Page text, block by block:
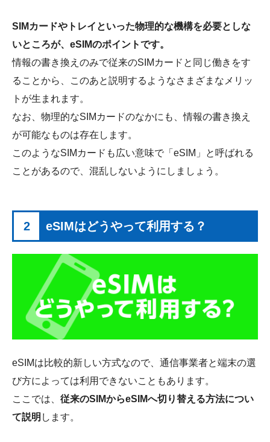
SIMカードやトレイといった物理的な機構を必要としな
いところが、eSIMのポイントです。
情報の書き換えのみで従来のSIMカードと同じ働きをす
ることから、このあと説明するようなさまざまなメリッ
トが生まれます。
なお、物理的なSIMカードのなかにも、情報の書き換え
が可能なものは存在します。
このようなSIMカードも広い意味で「eSIM」と呼ばれる
ことがあるので、混乱しないようにしましょう。
2 eSIMはどうやって利用する？
eSIMは比較的新しい方式なので、通信事業者と端末の選
び方によっては利用できないこともあります。
ここでは、 従来のSIMからeSIMへ切り替える方法につい
て説明 します。